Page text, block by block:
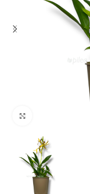
Нажмите,